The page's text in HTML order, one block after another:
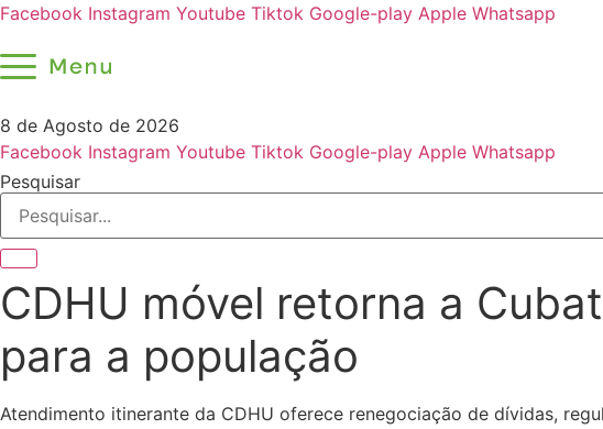
Ir
o
Facebook Instagram Youtube Tiktok Google-play Apple Whatsapp
8 de Agosto de 2026
Facebook Instagram Youtube Tiktok Google-play Apple Whatsapp
Pesquisar
CDHU móvel retorna a
para a população
Atendimento itinerante da CDHU oferece renegociação de dívidas,